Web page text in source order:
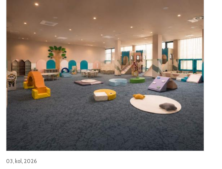
03, kol, 2026